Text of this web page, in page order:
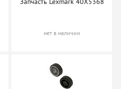
нет в наличии